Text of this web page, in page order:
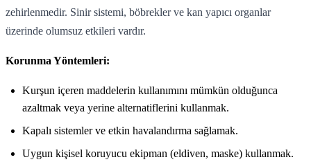
zehirlenmedir. Sinir sistemi, böbrekler ve kan yapıcı organlar
üzerinde olumsuz etkileri vardır.
Korunma Yöntemleri:
Kurşun içeren maddelerin kullanımını mümkün olduğunca
azaltmak veya yerine alternatiflerini kullanmak.
Kapalı sistemler ve etkin havalandırma sağlamak.
Uygun kişisel koruyucu ekipman (eldiven, maske) kullanmak.